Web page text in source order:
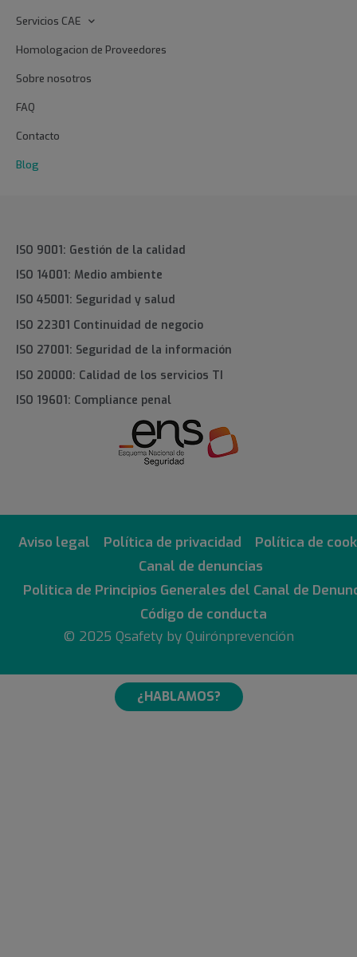
Servicios CAE
Homologacion de Proveedores
Sobre nosotros
FAQ
Contacto
Blog
ISO 9001: Gestión de la calidad
ISO 14001: Medio ambiente
ISO 45001: Seguridad y salud
ISO 22301 Continuidad de negocio
ISO 27001: Seguridad de la información
ISO 20000: Calidad de los servicios TI
ISO 19601: Compliance penal
Aviso legal Política de privacidad
Política de
Canal de denuncias
Politica de Principios Generales del Canal de
Código de conducta
© 2025 Qsafety by Quirónprevención
¿HABLAMOS?